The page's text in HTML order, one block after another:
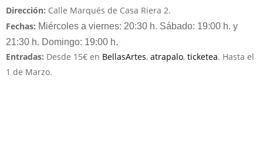
Dirección: Calle Marqués de Casa Riera 2.
Fechas: Miércoles a viernes: 20:30 h. Sábado: 19:00 h. y
21:30 h. Domingo: 19:00 h.
Entradas: Desde 15€ en BellasArtes, atrapalo, ticketea. Hasta el
1 de Marzo.